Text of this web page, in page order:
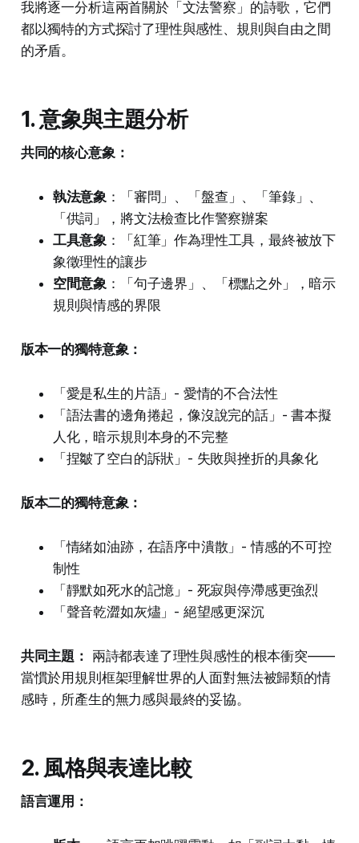
我將逐一分析這兩首關於「文法警察」的詩歌，它們
都以獨特的方式探討了理性與感性、規則與自由之間
的矛盾。
1. 意象與主題分析
共同的核心意象：
執法意象 ：「審問」、「盤查」、「筆錄」、
「供詞」，將文法檢查比作警察辦案
工具意象 ：「紅筆」作為理性工具，最終被放下
象徵理性的讓步
空間意象 ：「句子邊界」、「標點之外」，暗示
規則與情感的界限
版本一的獨特意象：
「愛是私生的片語」- 愛情的不合法性
「語法書的邊角捲起，像沒說完的話」- 書本擬
人化，暗示規則本身的不完整
「捏皺了空白的訴狀」- 失敗與挫折的具象化
版本二的獨特意象：
「情緒如油跡，在語序中潰散」- 情感的不可控
制性
「靜默如死水的記憶」- 死寂與停滯感更強烈
「聲音乾澀如灰燼」- 絕望感更深沉
共同主題： 兩詩都表達了理性與感性的根本衝突——
當慣於用規則框架理解世界的人面對無法被歸類的情
感時，所產生的無力感與最終的妥協。
2. 風格與表達比較
語言運用：